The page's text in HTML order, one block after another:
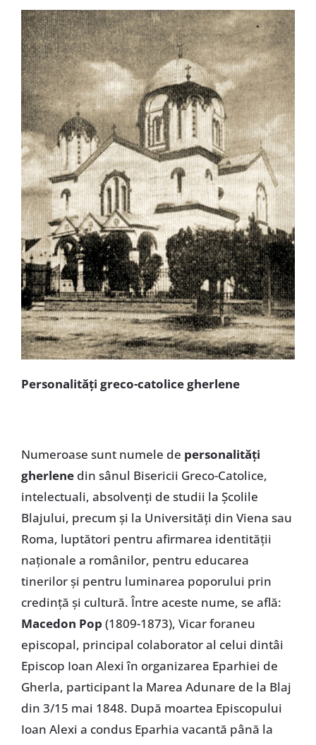
Personalități greco-catolice gherlene
Numeroase sunt numele de personalități
gherlenedin sânul Bisericii Greco-Catolice,
intelectuali, absolvenți de studii la Școlile
Blajului, precum și la Universități din Viena sau
Roma, luptători pentru afirmarea identității
naționale a românilor, pentru educarea
tinerilor și pentru luminarea poporului prin
credință și cultură. Între aceste nume, se află:
Macedon Pop (1809-1873), Vicar foraneu
episcopal, principal colaborator al celui dintâi
Episcop Ioan Alexi în organizarea Eparhiei de
Gherla, participant la Marea Adunare de la Blaj
din 3/15 mai 1848. După moartea Episcopului
Ioan Alexi a condus Eparhia vacantă până la